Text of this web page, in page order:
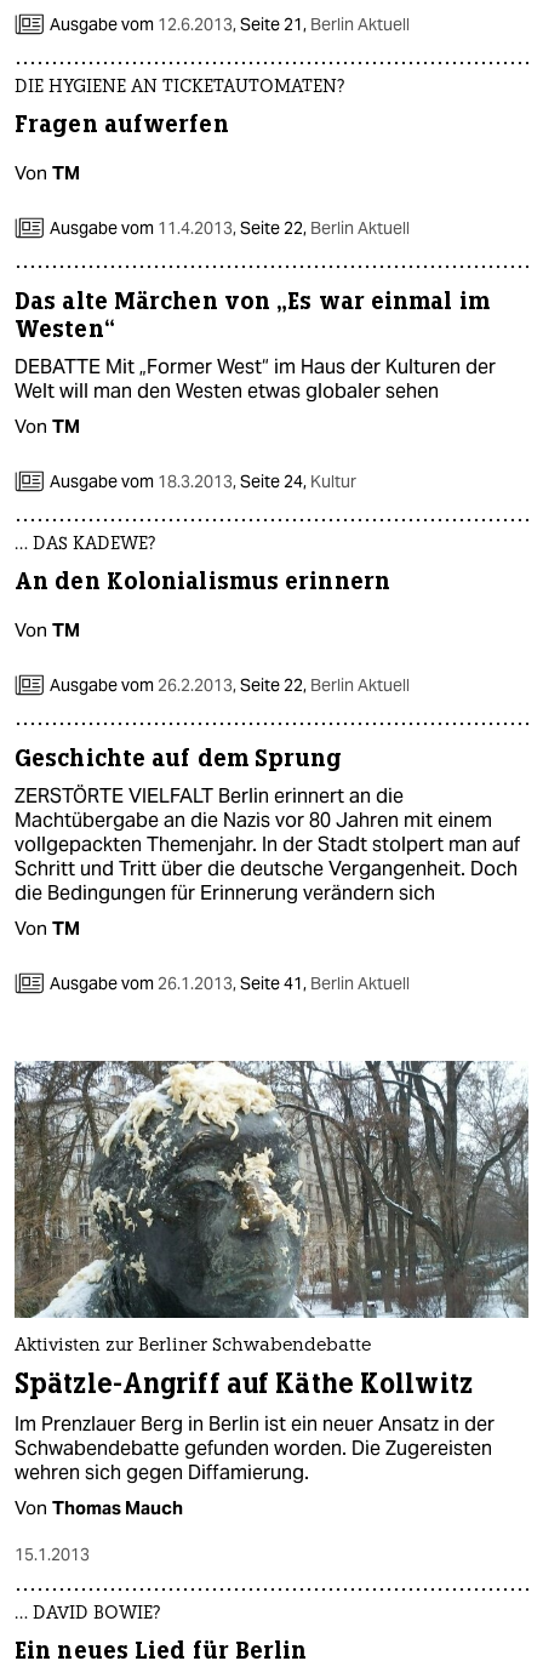
Ausgabe vom 12.6.2013,Seite 21, Berlin Aktuell
DIE HYGIENE AN TICKETAUTOMATEN?
Fragen aufwerfen
Von TM
Ausgabe vom 11.4.2013,Seite 22, Berlin Aktuell
Das alte Märchen von „Es war einmal im
Westen“
DEBATTE Mit „Former West“ im Haus der Kulturen der
Welt will man den Westen etwas globaler sehen
Von TM
Ausgabe vom 18.3.2013,Seite 24, Kultur
… DAS KADEWE?
An den Kolonialismus erinnern
Von TM
Ausgabe vom 26.2.2013,Seite 22, Berlin Aktuell
Geschichte auf dem Sprung
ZERSTÖRTE VIELFALT Berlin erinnert an die
Machtübergabe an die Nazis vor 80 Jahren mit einem
vollgepackten Themenjahr. In der Stadt stolpert man auf
Schritt und Tritt über die deutsche Vergangenheit. Doch
die Bedingungen für Erinnerung verändern sich
Von TM
Ausgabe vom 26.1.2013,Seite 41, Berlin Aktuell
Aktivisten zur Berliner Schwabendebatte
Spätzle-Angriff auf Käthe Kollwitz
Im Prenzlauer Berg in Berlin ist ein neuer Ansatz in der
Schwabendebatte gefunden worden. Die Zugereisten
wehren sich gegen Diffamierung.
Von Thomas Mauch
15.1.2013
… DAVID BOWIE?
Ein neues Lied für Berlin